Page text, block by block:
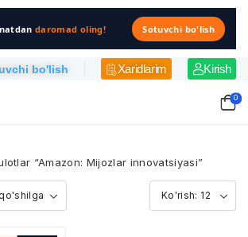
daromad oling! Sotuvchi bo'lish
bo'lish Xaridlarim Kirish
0
“Amazon: Mijozlar innovatsiyasi”